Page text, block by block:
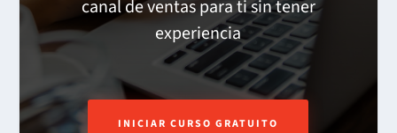
canal de ventas para ti sin tener
experiencia
INICIAR CURSO GRATUITO